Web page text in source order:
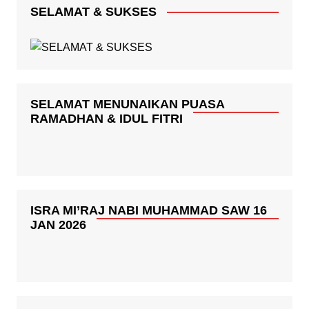
SELAMAT & SUKSES
SELAMAT MENUNAIKAN PUASA
RAMADHAN & IDUL FITRI
ISRA MI’RAJ NABI MUHAMMAD SAW 16
JAN 2026